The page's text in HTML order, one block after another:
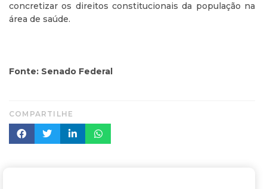
concretizar os direitos constitucionais da população na
área de saúde.
Fonte: Senado Federal
COMPARTILHE